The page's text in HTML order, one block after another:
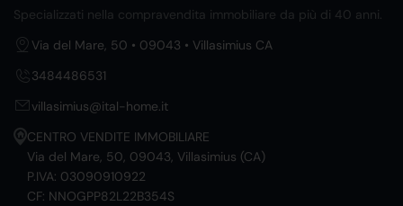
Specializzati nella compravendita immobiliare da più di 40 anni.
Via del Mare, 50 • 09043 • Villasimius CA
3484486531
villasimius@ital-home.it
CENTRO VENDITE IMMOBILIARE
Via del Mare, 50, 09043, Villasimius (CA)
P.IVA: 03090910922
CF: NNOGPP82L22B354S